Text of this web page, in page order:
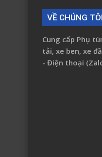
VỀ CHÚNG TÔI
Cung cấp Phụ
tải, xe ben, xe
- Điện thoại